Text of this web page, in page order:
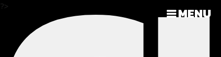
MENU
?>